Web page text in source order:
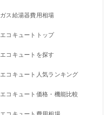
ガス給湯器費用相場
エコキュートトップ
エコキュートを探す
エコキュート人気ランキング
エコキュート価格・機能比較